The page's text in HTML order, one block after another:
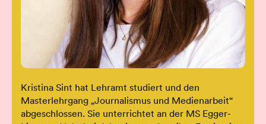
Kristina Sint hat Lehramt studiert und den
Masterlehrgang „Journalismus und Medienarbeit“
abgeschlossen. Sie unterrichtet an der MS Egger-